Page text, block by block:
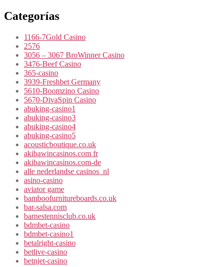
Categorías
1166-7Gold Casino
2576
3056 – 3067 BroWinner Casino
3476-Beef Casino
365-casino
3939-Freshbet Germany
5610-Boomzino Casino
5670-DivaSpin Casino
abuking-casino1
abuking-casino3
abuking-casino4
abuking-casino5
acousticboutique.co.uk
akibawincasinos.com fr
akibawincasinos.com-de
alle nederlandse casinos_nl
asino-casino
aviator game
bamboofurnitureboards.co.uk
bar-salsa.com
barnestennisclub.co.uk
bdmbet-casino
bdmbet-casino1
betalright-casino
betlive-casino
betnjet-casino